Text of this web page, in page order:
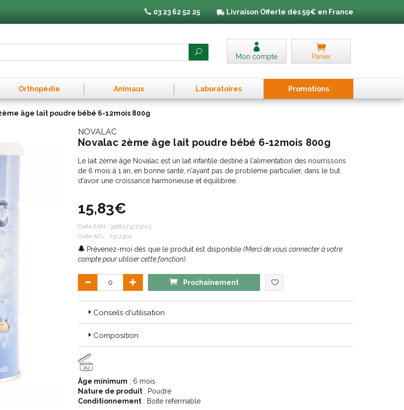
03 23 62 52 25 Livraison Offerte dès 59€ en France
Mon compte Panier
Orthopédie Animaux Laboratoires Promotions
âge lait poudre bébé 6-12mois 800g
NOVALAC
Novalac 2ème âge lait poudre bébé 6-12mois 800g
Le lait 2ème âge Novalac est un lait infantile destiné à l'alimentation des nourrissons
de 6 mois à 1 an, en bonne santé, n'ayant pas de problème particulier, dans le but
d'avoir une croissance harmonieuse et équilibrée.
15,83€
Code EAN : 3518073223013
Code ACL : 7322301
Prévenez-moi dès que le produit est disponible (Merci de vous connecter à votre
compte pour utiliser cette fonction).
Prochainement
Conseils d'utilisation
Composition
21J
Âge minimum : 6 mois
Nature de produit : Poudre
Conditionnement : Boite refermable